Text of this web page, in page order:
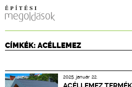
CPR
CÍMKÉK: ACÉLLEMEZ
2025. január 22.